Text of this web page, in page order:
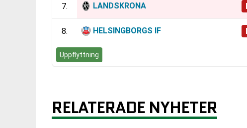
7. LANDSKRONA
8. HELSINGBORGS IF
Uppflyttning
RELATERADE NYHETER